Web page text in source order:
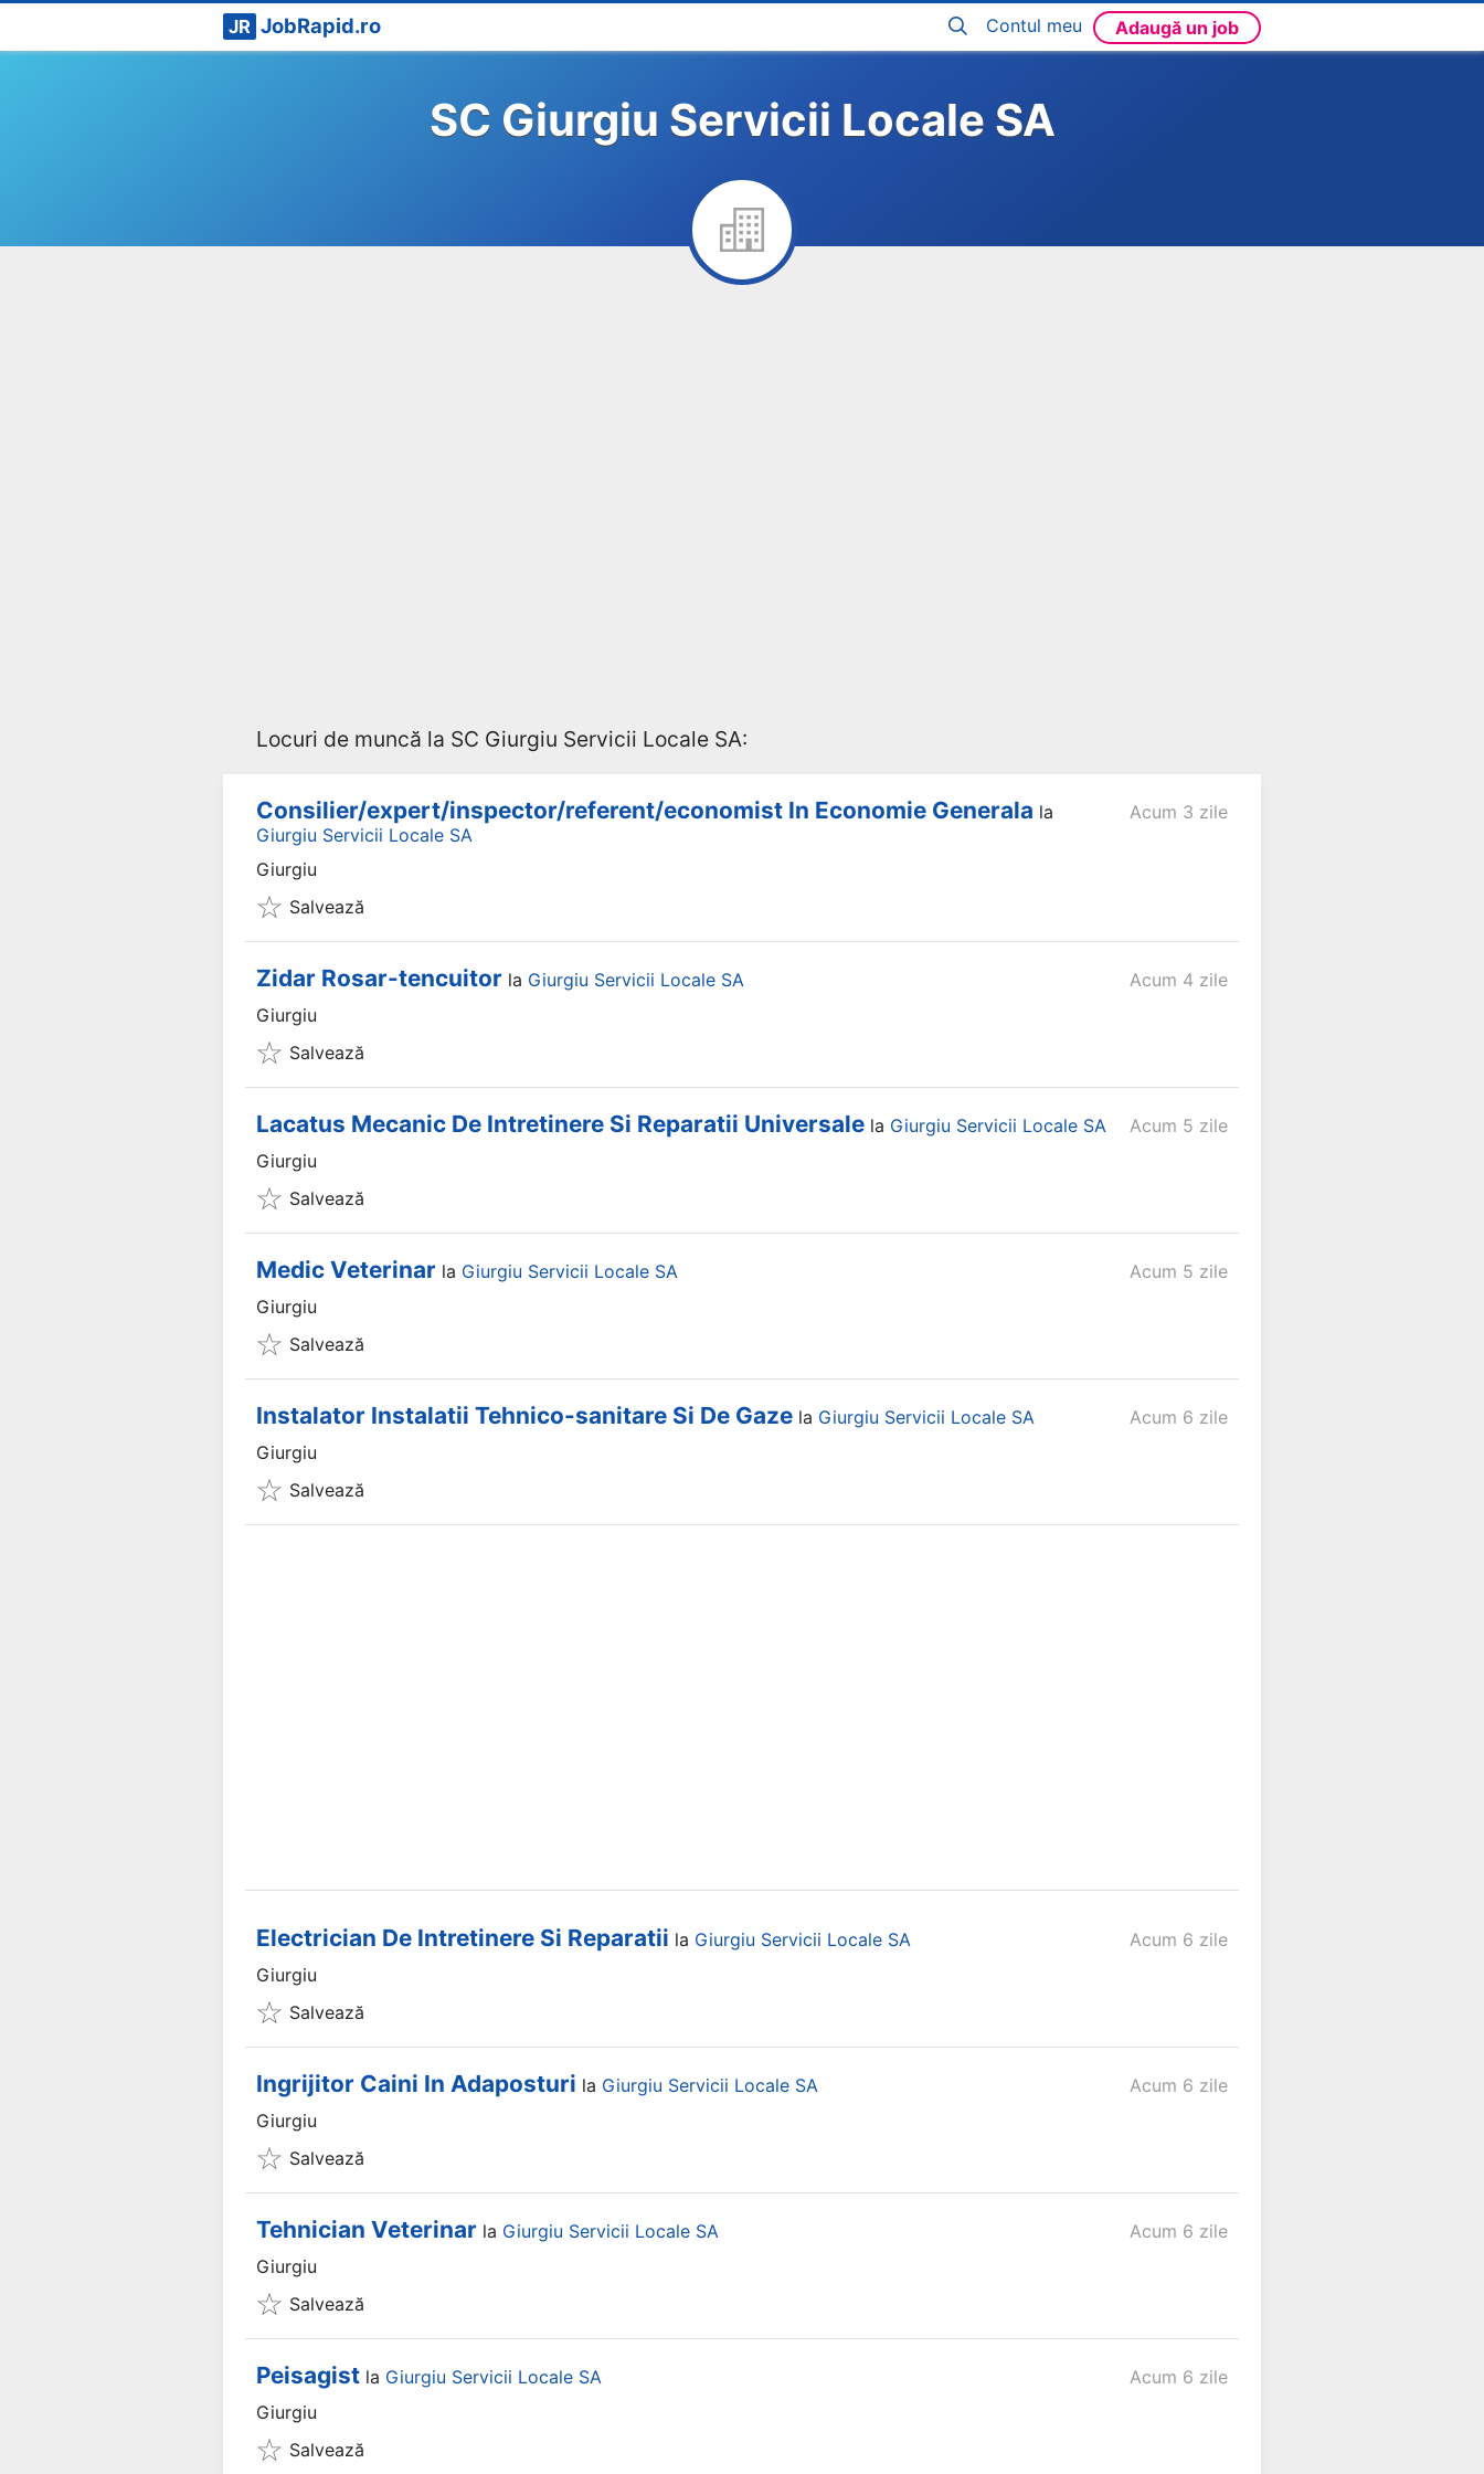
Contul meu Adaugă un job
JR JobRapid.ro
SC Giurgiu Servicii Locale SA
Locuri de muncă la SC Giurgiu Servicii Locale SA:
Acum 3 zile
Consilier/expert/inspector/referent/economist In Economie Generala la
Giurgiu Servicii Locale SA
Giurgiu
Salvează
Acum 4 zile
Zidar Rosar-tencuitor la Giurgiu Servicii Locale SA
Giurgiu
Salvează
Acum 5 zile
Lacatus Mecanic De Intretinere Si Reparatii Universale la Giurgiu Servicii Locale SA
Giurgiu
Salvează
Acum 5 zile
Medic Veterinar la Giurgiu Servicii Locale SA
Giurgiu
Salvează
Acum 6 zile
Instalator Instalatii Tehnico-sanitare Si De Gaze la Giurgiu Servicii Locale SA
Giurgiu
Salvează
Acum 6 zile
Electrician De Intretinere Si Reparatii la Giurgiu Servicii Locale SA
Giurgiu
Salvează
Acum 6 zile
Ingrijitor Caini In Adaposturi la Giurgiu Servicii Locale SA
Giurgiu
Salvează
Acum 6 zile
Tehnician Veterinar la Giurgiu Servicii Locale SA
Giurgiu
Salvează
Acum 6 zile
Peisagist la Giurgiu Servicii Locale SA
Giurgiu
Salvează